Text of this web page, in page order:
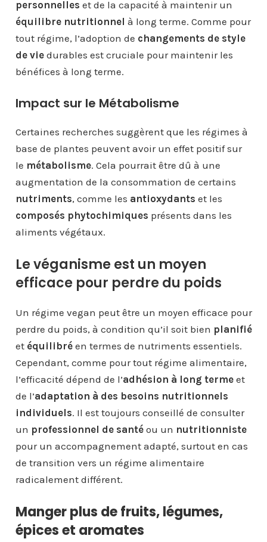
personnelles et de la capacité à maintenir un
équilibre nutritionnel à long terme. Comme pour
tout régime, l’adoption de changements de style
de viedurables est cruciale pour maintenir les
bénéfices à long terme.
Impact sur le Métabolisme
Certaines recherches suggèrent que les régimes à
base de plantes peuvent avoir un effet positif sur
le métabolisme. Cela pourrait être dû à une
augmentation de la consommation de certains
nutriments, comme les antioxydants et les
composés phytochimiques présents dans les
aliments végétaux.
Le véganisme est un moyen
efficace pour perdre du poids
Un régime vegan peut être un moyen efficace pour
perdre du poids, à condition qu’il soit bien planifié
et équilibréen termes de nutriments essentiels.
Cependant, comme pour tout régime alimentaire,
l’efficacité dépend de l’adhésion à long termeet
de l’adaptation à des besoins nutritionnels
individuels. Il est toujours conseillé de consulter
un professionnel de santéou un nutritionniste
pour un accompagnement adapté, surtout en cas
de transition vers un régime alimentaire
radicalement différent.
Manger plus de fruits, légumes,
épices et aromates